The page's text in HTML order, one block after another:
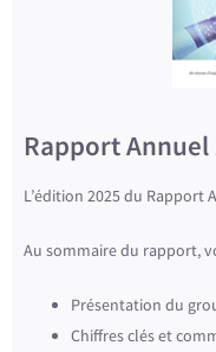
Rapport Annuel
L’édition 2025 du Rapport
Au sommaire du rapport,
Présentation du
Chiffres clés et